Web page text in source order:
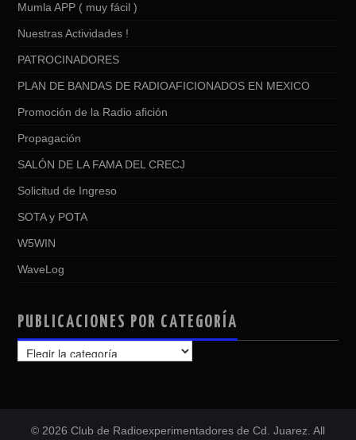
Mumla APP ( muy fácil )
Nuestras Actividades !
PATROCINADORES
PLAN DE BANDAS DE RADIOAFICIONADOS EN MEXICO
Promoción de la Radio afición
Propagación
SALÓN DE LA FAMA DEL CRECJ
Solicitud de Ingreso
SOTA y POTA
W5WIN
WaveLog
PUBLICACIONES POR CATEGORÍA
PUBLICACIONES
POR
© 2026 Club de Radioexperimentadores de Cd. Juarez. All